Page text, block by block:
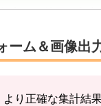
数字は、前回の入
【例】
その後の結果が2
ーム＆画像出
より正確な集計結